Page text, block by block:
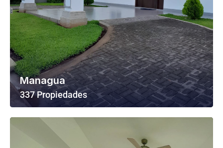
Managua
337 Propiedades
Ver Todas Las Propiedades